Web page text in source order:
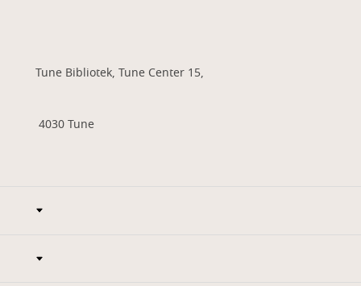
Tune Bibliotek, Tune Center 15,
4030 Tune